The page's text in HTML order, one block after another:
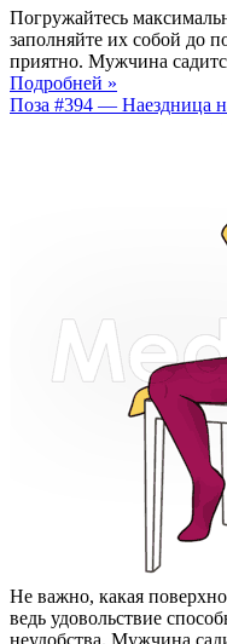
Погружайтесь
заполняйте их собой до
приятно. Мужчина
Подробней »
Поза #394 — Наездница
Не важно, какая
ведь удовольствие
неудобства. Мужчина